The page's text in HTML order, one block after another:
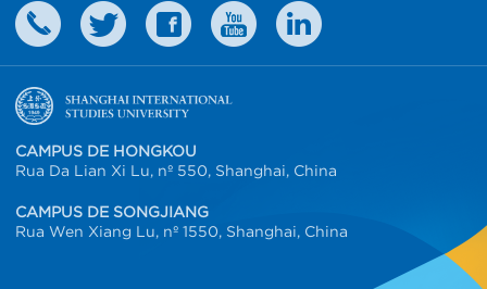
CAMPUS DE HONGKOU
Rua Da Lian Xi Lu, nº 550, Shanghai, China
CAMPUS DE SONGJIANG
Rua Wen Xiang Lu, nº 1550, Shanghai, China